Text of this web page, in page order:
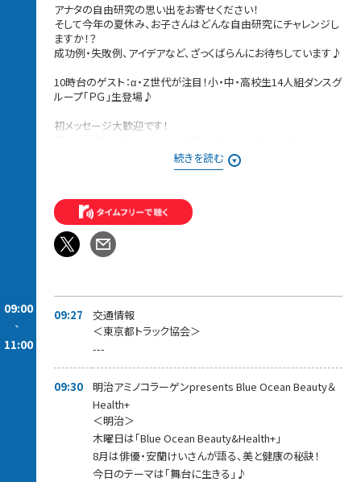
09:00
-
11:00
アナタの自由研究の思い出をお寄せください！
そして今年の夏休み、お子さんはどんな自由研究にチャレンジし
ますか！？
成功例・失敗例、アイデアなど、ざっくばらんにお待ちしています♪
10時台のゲスト：α・Z世代が注目！小・中・高校生14人組ダンスグ
ループ「ＰＧ」生登場♪
初メッセージ大歓迎です！
メッセージは、Blue Oceanのウェブサイト、メッセージフォームか
続きを読む
09:27
交通情報
＜東京都トラック協会＞
---
09:30
明治アミノコラーゲンpresents Blue Ocean Beauty＆
Health+
＜明治＞
木曜日は「Blue Ocean Beauty&Health+」
8月は俳優・安蘭けいさんが語る、美と健康の秘訣！
今日のテーマは「舞台に生きる」♪